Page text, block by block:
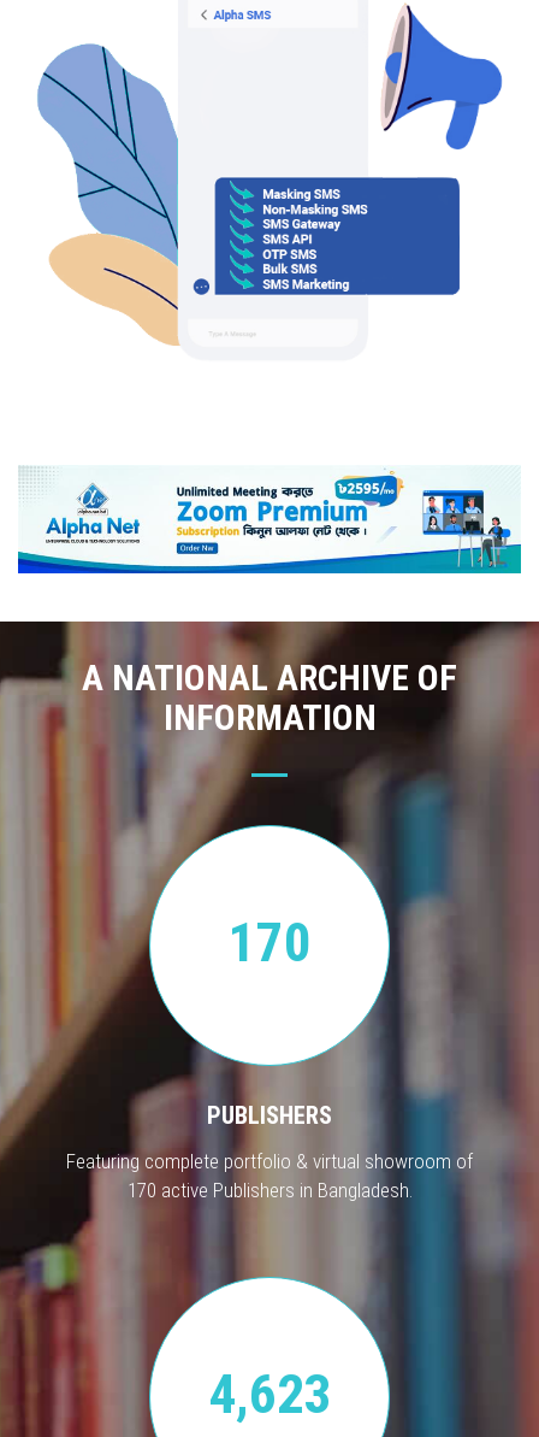
A NATIONAL ARCHIVE OF
INFORMATION
170
PUBLISHERS
Featuring complete portfolio & virtual showroom of
170 active Publishers in Bangladesh.
4,623